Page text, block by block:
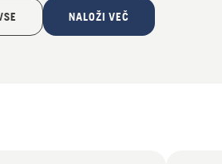
NALOŽI VEČ